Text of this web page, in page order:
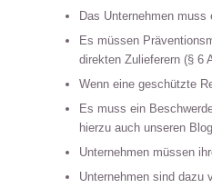
Das Unternehmen
Es müssen
direkten Zulieferern (§ 6
Wenn eine geschützte
Es muss ein
hierzu auch unseren
Unternehmen müssen
Unternehmen sind dazu